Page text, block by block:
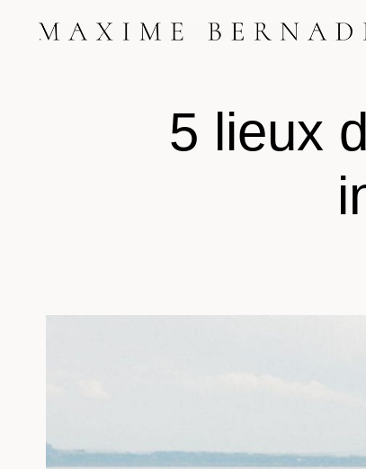
5 lieux